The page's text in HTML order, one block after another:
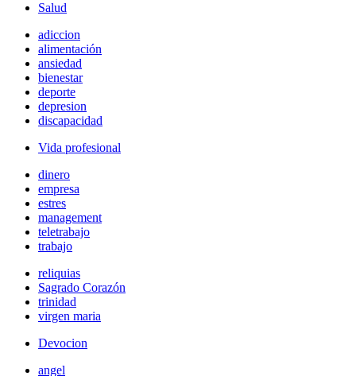
Salud
adiccion
alimentación
ansiedad
bienestar
deporte
depresion
discapacidad
Vida profesional
dinero
empresa
estres
management
teletrabajo
trabajo
reliquias
Sagrado Corazón
trinidad
virgen maria
Devocion
angel